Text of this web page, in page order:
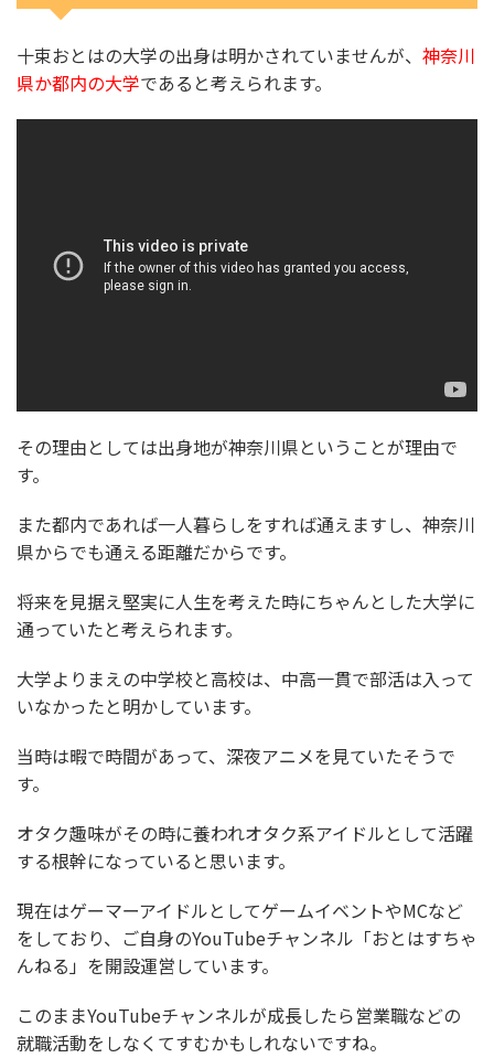
十束おとはの大学の出身は明かされていませんが、 神奈川
県か都内の大学であると考えられます。
その理由としては出身地が神奈川県ということが理由で
す。
また都内であれば一人暮らしをすれば通えますし、神奈川
県からでも通える距離だからです。
将来を見据え堅実に人生を考えた時にちゃんとした大学に
通っていたと考えられます。
大学よりまえの中学校と高校は、中高一貫で部活は入って
いなかったと明かしています。
当時は暇で時間があって、深夜アニメを見ていたそうで
す。
オタク趣味がその時に養われオタク系アイドルとして活躍
する根幹になっていると思います。
現在はゲーマーアイドルとしてゲームイベントやMCなど
をしており、ご自身のYouTubeチャンネル「おとはすちゃ
んねる」を開設運営しています。
このままYouTubeチャンネルが成長したら営業職などの
就職活動をしなくてすむかもしれないですね。